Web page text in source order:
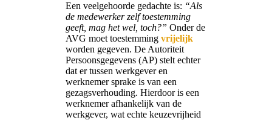
Een veelgehoorde gedachte is: “Als
de medewerker zelf toestemming
geeft, mag het wel, toch?” Onder de
AVG moet toestemming vrijelijk
worden gegeven. De Autoriteit
Persoonsgegevens (AP) stelt echter
dat er tussen werkgever en
werknemer sprake is van een
gezagsverhouding. Hierdoor is een
werknemer afhankelijk van de
werkgever, wat echte keuzevrijheid